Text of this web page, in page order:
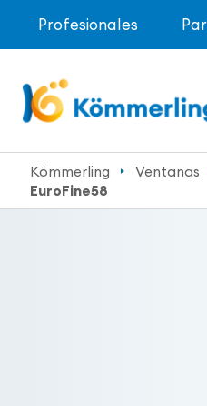
Profesionales
Kömmerling Ventanas
EuroFine58